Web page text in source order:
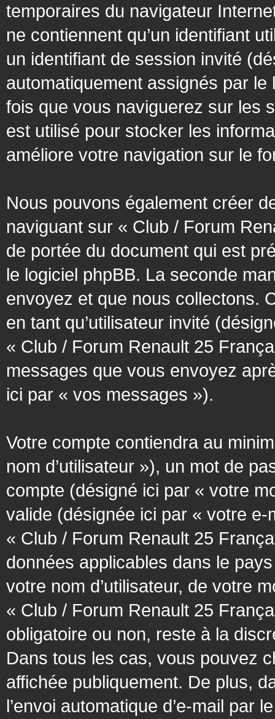
temporaires du navigateur
ne contiennent qu’un identifiant
un identifiant de session invité
automatiquement assignés par
fois que vous naviguerez sur les
est utilisé pour stocker les
améliore votre navigation sur le
Nous pouvons également créer
naviguant sur « Club / Forum
de portée du document qui est
le logiciel phpBB. La seconde
envoyez et que nous collectons.
en tant qu’utilisateur invité
« Club / Forum Renault 25
messages que vous envoyez
ici par « vos messages »).
Votre compte contiendra au
nom d’utilisateur »), un mot de
compte (désigné ici par « votre
valide (désignée ici par « votre
« Club / Forum Renault 25
données applicables dans le
votre nom d’utilisateur, de votre
« Club / Forum Renault 25
obligatoire ou non, reste à la
Dans tous les cas, vous pouvez
affichée publiquement. De plus,
l’envoi automatique d’e-mail par